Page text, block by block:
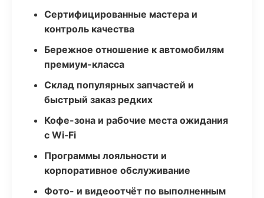
Сертифицированные мастера и
контроль качества
Бережное отношение к автомобилям
премиум-класса
Склад популярных запчастей и
быстрый заказ редких
Кофе-зона и рабочие места ожидания
с Wi‑Fi
Программы лояльности и
корпоративное обслуживание
Фото- и видеоотчёт по выполненным